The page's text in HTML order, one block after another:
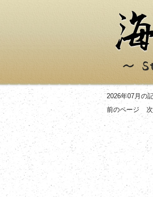
2026年07月の
前のページ